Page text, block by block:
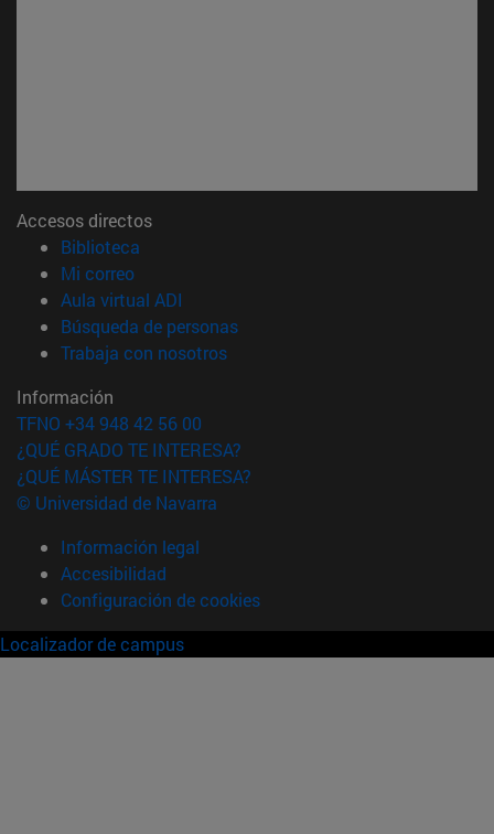
Accesos directos
Biblioteca
Mi correo(abre en nueva ventana)
Aula virtual ADI
Búsqueda de personas(abre en nueva ventana)
Trabaja con nosotros(abre en nueva ventana)
Información
TFNO +34 948 42 56 00
¿QUÉ GRADO TE INTERESA?
¿QUÉ MÁSTER TE INTERESA?
© Universidad de Navarra
Información legal
Accesibilidad
Configuración de cookies
Localizador de campus